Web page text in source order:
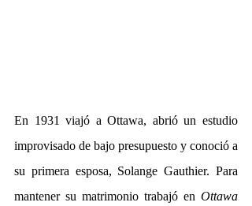
En 1931 viajó a Ottawa, abrió un estudio
improvisado de bajo presupuesto y conoció a
su primera esposa, Solange Gauthier. Para
mantener su matrimonio trabajó en Ottawa